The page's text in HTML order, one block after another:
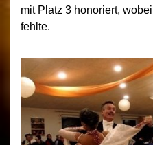
mit Platz 3 honoriert,
fehlte.